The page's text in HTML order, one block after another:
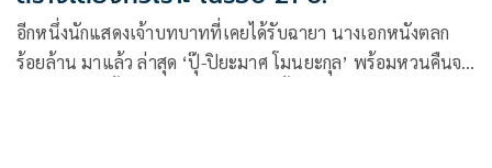
อีกหนึ่งนักแสดงเจ้าบทบาทที่เคยได้รับฉายา นางเอกหนังตลก
ร้อยล้าน มาแล้ว ล่าสุด ‘ปุ๊-ปิยะมาศ โมนยะกุล’ พร้อมหวนคืนจอ